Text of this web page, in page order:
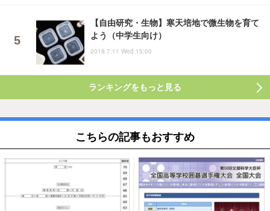
【自由研究・生物】寒天培地で微生物を育て
よう（中学生向け）
2018.7.11 Wed 15:00
ランキングをもっと見る
こちらの記事もおすすめ